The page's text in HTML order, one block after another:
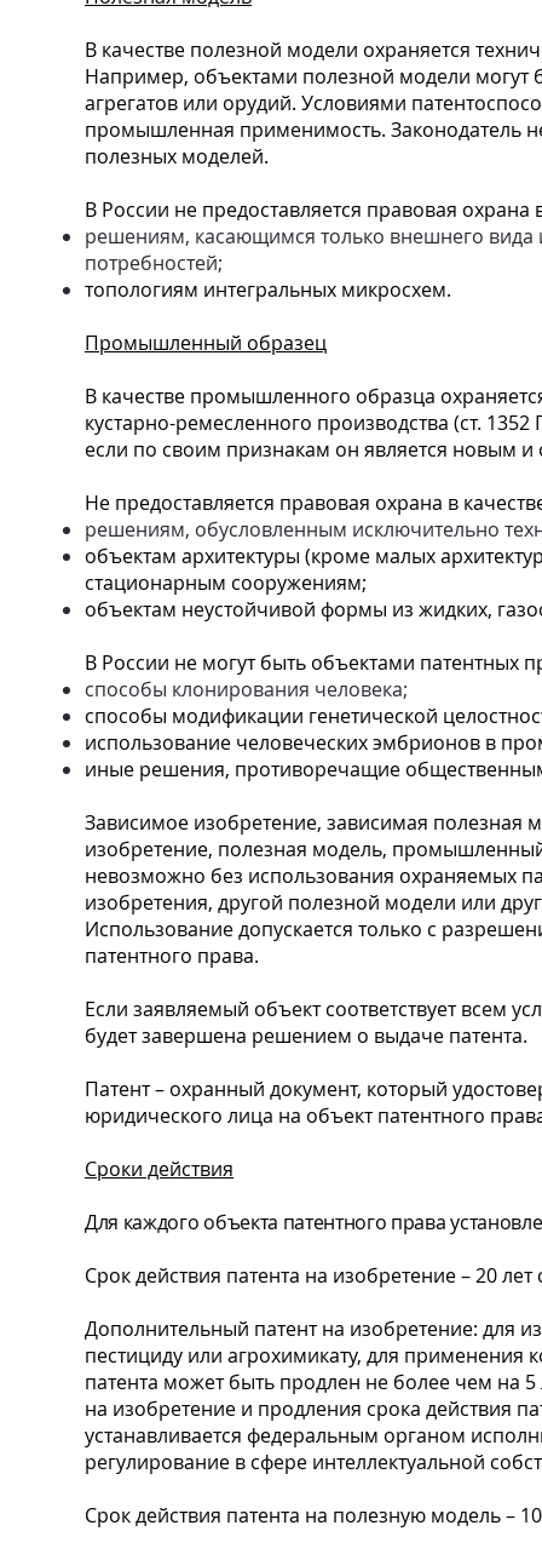
В качестве полезной модели охраняется
Например, объектами полезной модели могут
агрегатов или орудий. Условиями
промышленная применимость. Законодатель
полезных моделей.
В России не предоставляется правовая
решениям, касающимся только внешнего вида
потребностей;
топологиям интегральных микросхем.
Промышленный образец
В качестве промышленного образца
кустарно-ремесленного производства (ст.
если по своим признакам он является новым
Не предоставляется правовая охрана в
решениям, обусловленным исключительно
объектам архитектуры (кроме малых
стационарным сооружениям;
объектам неустойчивой формы из жидких,
В России не могут быть объектами патентных
способы клонирования человека;
способы модификации генетической
использование человеческих эмбрионов в
иные решения, противоречащие
Зависимое изобретение, зависимая
изобретение, полезная модель,
невозможно без использования охраняемых
изобретения, другой полезной модели или
Использование допускается только с
патентного права.
Если заявляемый объект соответствует всем
будет завершена решением о выдаче патента.
Патент – охранный документ, который
юридического лица на объект патентного
Cроки действия
Для каждого объекта патентного права
Срок действия патента на изобретение – 20
Дополнительный патент на изобретение: для
пестициду или агрохимикату, для применения
патента может быть продлен не более чем на
на изобретение и продления срока действия
устанавливается федеральным органом
регулирование в сфере интеллектуальной
Срок действия патента на полезную модель –